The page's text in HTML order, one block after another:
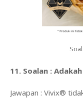
11. Soalan :
Jawapan : Vivix®